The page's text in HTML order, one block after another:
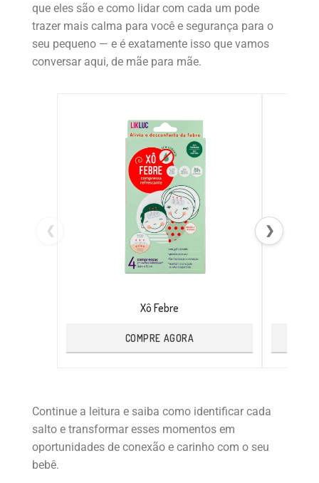
que eles são e como lidar com cada um pode
trazer mais calma para você e segurança para o
seu pequeno — e é exatamente isso que vamos
conversar aqui, de mãe para mãe.
❮
Xô Febre
COMPRE AGORA
❯
Continue a leitura e saiba como identificar cada
salto e transformar esses momentos em
oportunidades de conexão e carinho com o seu
bebê.